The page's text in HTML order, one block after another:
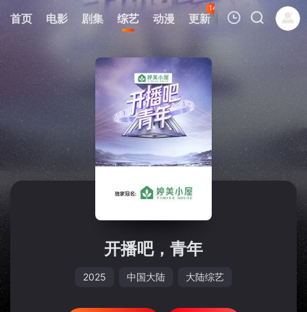
首页 电影 剧集 综艺 动漫 更新
148
热榜 APP
我的观影记录
暂无观看影片的记录
开播吧，青年
2025 中国大陆 大陆综艺